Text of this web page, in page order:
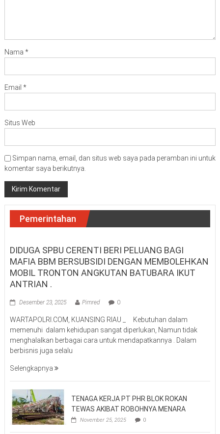
Nama *
Email *
Situs Web
Simpan nama, email, dan situs web saya pada peramban ini untuk
komentar saya berikutnya.
Pemerintahan
DIDUGA SPBU CERENTI BERI PELUANG BAGI
MAFIA BBM BERSUBSIDI DENGAN MEMBOLEHKAN
MOBIL TRONTON ANGKUTAN BATUBARA IKUT
ANTRIAN .
Desember 23, 2025 Pimred 0
WARTAPOLRI.COM, KUANSING RIAU _ Kebutuhan dalam
memenuhi dalam kehidupan sangat diperlukan, Namun tidak
menghalalkan berbagai cara untuk mendapatkannya . Dalam
berbisnis juga selalu
Selengkapnya
TENAGA KERJA PT PHR BLOK ROKAN
TEWAS AKIBAT ROBOHNYA MENARA
November 25, 2025 0